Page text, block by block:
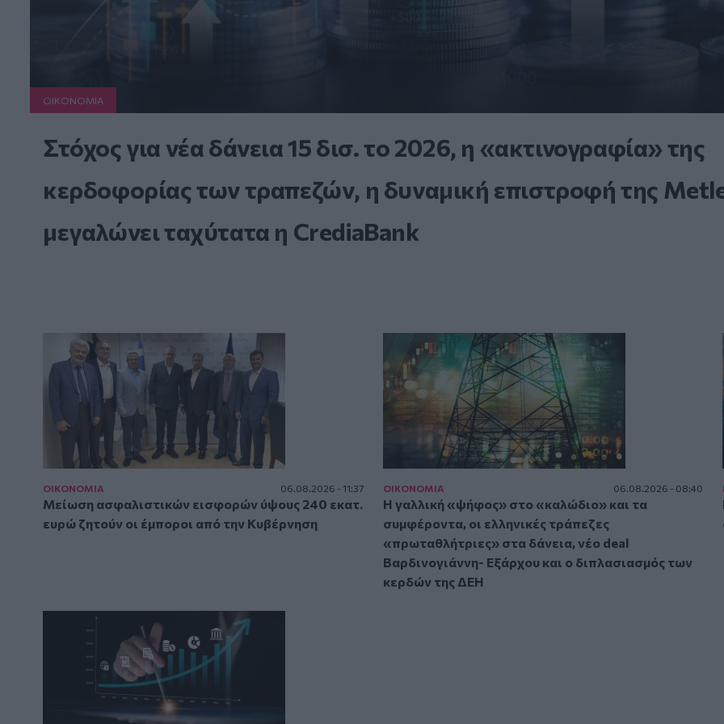
ΟΙΚΟΝΟΜΙΑ
Στόχος για νέα δάνεια 15 δισ. το 2026, η «ακτινογραφία» της
κερδοφορίας των τραπεζών, η δυναμική επιστροφή της
μεγαλώνει ταχύτατα η CrediaBank
ΟΙΚΟΝΟΜΙΑ 06.08.2026 - 11:37
Μείωση ασφαλιστικών εισφορών ύψους 240 εκατ.
ευρώ ζητούν οι έμποροι από την Κυβέρνηση
ΟΙΚΟΝΟΜΙΑ 06.08.2026 - 08:40
Η γαλλική «ψήφος» στο «καλώδιο» και τα
συμφέροντα, οι ελληνικές τράπεζες
«πρωταθλήτριες» στα δάνεια, νέο deal
Βαρδινογιάννη- Εξάρχου και ο διπλασιασμός των
κερδών της ΔΕΗ